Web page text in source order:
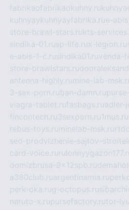
fabrikaofabrikaokuhny.ru
kuhnyaykuhnyayfabrika.rue-
store-brawl-stars.rukts-
sindika-01.rusp-life.rux-legion.ru
e-abis-1-c.rusindika01.ruvenda-
store-brawlstars.ru
antenna-highly.ru mine-lab-
3-sex-porn.ruban-damn.ru
viagra-tablet.rufasbags.ruadler-
fincontech.ru3sexporn.ru1mus.ru
rebus-toys.ru minelab-msk.ru
seo-prodvizhenie-sajtov-
card-voice.ru
domizbrusa-9x12spb.ru
a380club.ruargentinamia.ru
perk-oka.rug-octopus.ru
naruto-x.rupursefactory.rutor-